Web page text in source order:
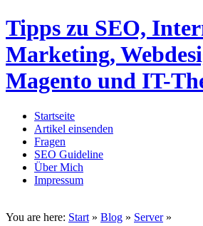
Tipps zu SEO,
Marketing,
Magento und IT-
Startseite
Artikel einsenden
Fragen
SEO Guideline
Über Mich
Impressum
You are here: Start » Blog » Server»